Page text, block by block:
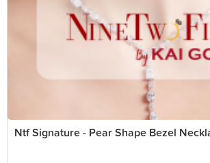
Ntf Signature - Pear Shape Bezel